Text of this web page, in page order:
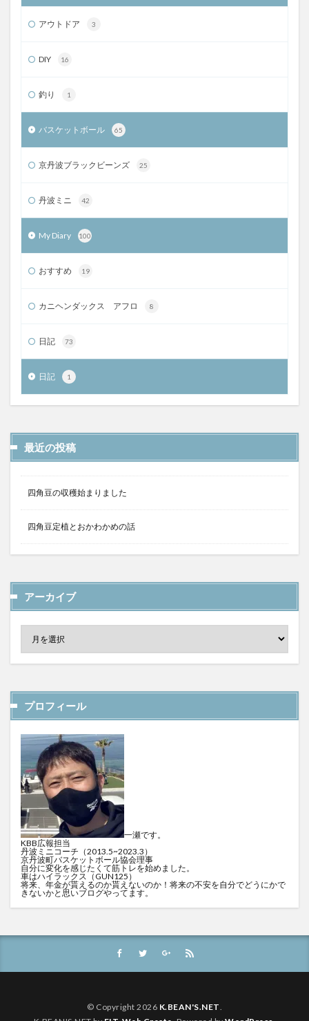
アウトドア 3
DIY 16
釣り 1
バスケットボール 65
京丹波ブラックビーンズ 25
丹波ミニ 42
My Diary 100
おすすめ 19
カニヘンダックス アフロ 8
日記 73
日記 1
最近の投稿
四角豆の収穫始まりました
四角豆定植とおかわかめの話
アーカイブ
プロフィール
一瀬です。
KBB広報担当
丹波ミニコーチ（2013.5~2023.3）
京丹波町バスケットボール協会理事
自分に変化を感じたくて筋トレを始めました。
車はハイラックス（GUN125）
将来、年金が貰えるのか貰えないのか！将来の不安を自分でどうにかで
きないかと思いブログやってます。
© Copyright 2026 K.BEAN'S.NET